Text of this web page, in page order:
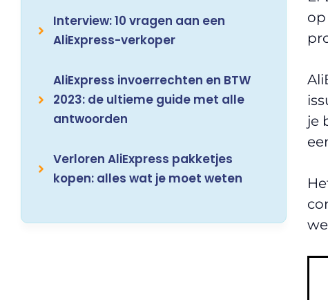
je
Interview: 10 vragen aan een
AliExpress-verkoper
AliExpress invoerrechten en BTW
2023: de ultieme guide met alle
antwoorden
Verloren AliExpress pakketjes
kopen: alles wat je moet weten